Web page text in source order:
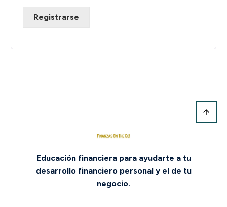
Registrarse
Educación financiera para ayudarte a tu
desarrollo financiero personal y el de tu
negocio.